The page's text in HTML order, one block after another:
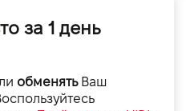
за 1 день
обменятьВаш